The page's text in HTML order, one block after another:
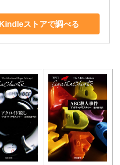
Kindleストアで調べる